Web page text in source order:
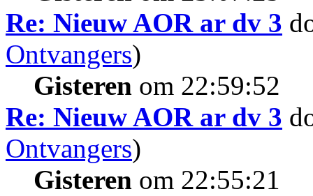
Re: Nieuw AOR ar dv 3
Ontvangers)
Gisteren om 22:59:52
Re: Nieuw AOR ar dv 3
Ontvangers)
Gisteren om 22:55:21